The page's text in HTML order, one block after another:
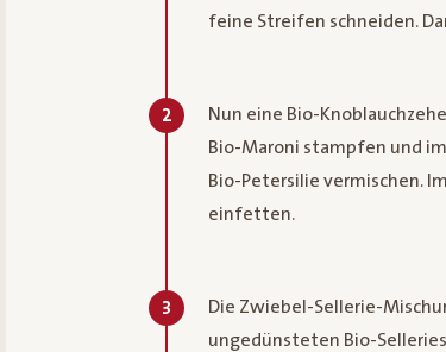
feine Streifen schneiden.
2
Nun eine Bio-
Bio-Maroni stampfen und
Bio-Petersilie vermischen.
einfetten.
3
Die Zwiebel-Sellerie-
ungedünsteten Bio-